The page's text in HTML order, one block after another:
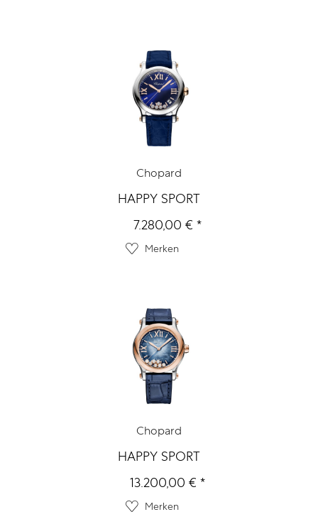
Chopard
HAPPY SPORT
7.280,00 € *
Merken
Chopard
HAPPY SPORT
13.200,00 € *
Merken